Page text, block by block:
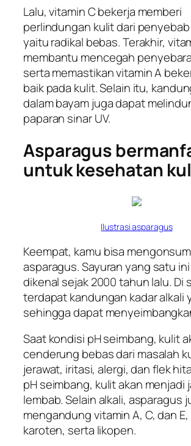
Lalu, vitamin C bekerja memberi
perlindungan kulit dari
yaitu radikal bebas. Terakhir,
membantu mencegah
serta memastikan vitamin A
baik pada kulit. Selain itu,
dalam bayam juga dapat
paparan sinar UV.
Asparagus
untuk kesehatan
Ilustrasi asparagus
Keempat, kamu bisa
asparagus. Sayuran yang satu
dikenal sejak 2000 tahun lalu. Di
terdapat kandungan kadar alkali
sehingga dapat
Saat kondisi pH seimbang, kulit
cenderung bebas dari masalah
jerawat, iritasi, alergi, dan flek
pH seimbang, kulit akan menjadi
lembab. Selain alkali, asparagus
mengandung vitamin A, C, dan
karoten, serta likopen.